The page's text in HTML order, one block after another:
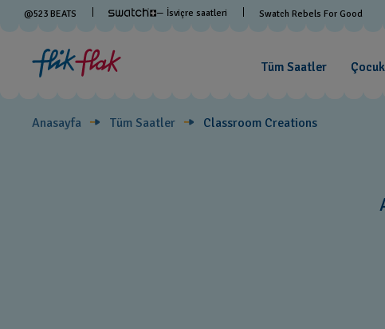
@523 BEATS — İsviçre saatleri Swatch Rebels For Good
Tüm Saatler
Classroom
Creations
Anasayfa Tüm Saatler Classroom Creations